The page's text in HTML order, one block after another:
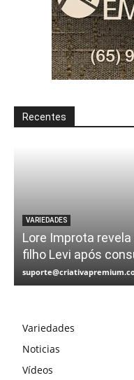
Recentes
VARIEDADES
Lore Improta
filho Levi após
Variedades
Noticias
Vídeos